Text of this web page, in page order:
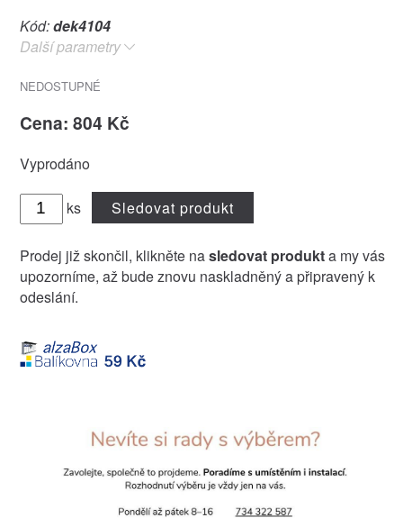
Kód:dek4104
Další parametry
NEDOSTUPNÉ
Cena: 804 Kč
Vyprodáno
ks Sledovat produkt
Prodej již skončil, klikněte nasledovat produkta my vás
upozorníme, až bude znovu naskladněný a připravený k
odeslání.